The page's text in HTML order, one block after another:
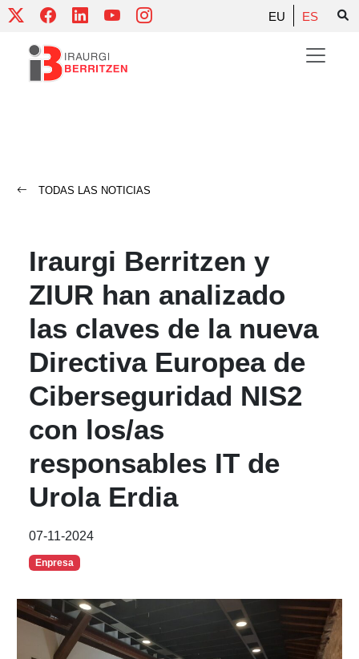
Skip
content
EU ES
TODAS LAS NOTICIAS
Iraurgi Berritzen y
ZIUR han analizado
las claves de la nueva
Directiva Europea de
Ciberseguridad NIS2
con los/as
responsables IT de
Urola Erdia
07-11-2024
Enpresa